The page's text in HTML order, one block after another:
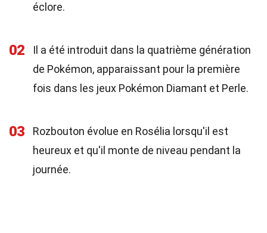
éclore.
02
Il a été introduit dans la quatrième génération
de Pokémon, apparaissant pour la première
fois dans les jeux Pokémon Diamant et Perle.
03
Rozbouton évolue en Rosélia lorsqu'il est
heureux et qu'il monte de niveau pendant la
journée.